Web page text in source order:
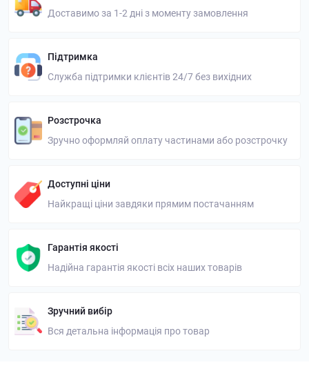
Доставимо за 1-2 дні з моменту замовлення
Підтримка
Служба підтримки клієнтів 24/7 без вихідних
Розстрочка
Зручно оформляй оплату частинами або розстрочку
Доступні ціни
Найкращі ціни завдяки прямим постачанням
Гарантія якості
Надійна гарантія якості всіх наших товарів
Зручний вибір
Вся детальна інформація про товар